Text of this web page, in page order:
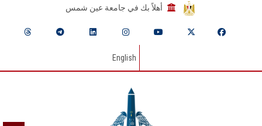
أهلاً بك في جامعة عين شمس
English